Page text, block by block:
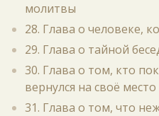
молитвы
28. Глава о человеке,
29. Глава о тайной
30. Глава о том, кто
вернулся на своё место
31. Глава о том, что